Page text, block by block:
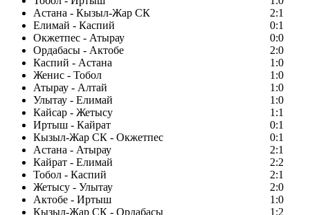
Астана - Кызыл-Жар СК
2:1
Елимай - Каспий
0:1
Окжетпес - Атырау
0:0
Ордабасы - Актобе
2:0
Каспий - Астана
1:0
Женис - Тобол
1:0
Атырау - Алтай
1:0
Улытау - Елимай
1:0
Кайсар - Жетысу
1:1
Иртыш - Кайрат
0:1
Кызыл-Жар СК - Окжетпес
0:1
Астана - Атырау
2:1
Кайрат - Елимай
2:2
Тобол - Каспий
2:1
Жетысу - Улытау
2:0
Актобе - Иртыш
1:0
Кызыл-Жар СК - Ордабасы
1:2